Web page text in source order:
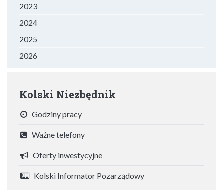
2023
2024
2025
2026
Kolski Niezbędnik
Godziny pracy
Ważne telefony
Oferty inwestycyjne
Kolski Informator Pozarządowy